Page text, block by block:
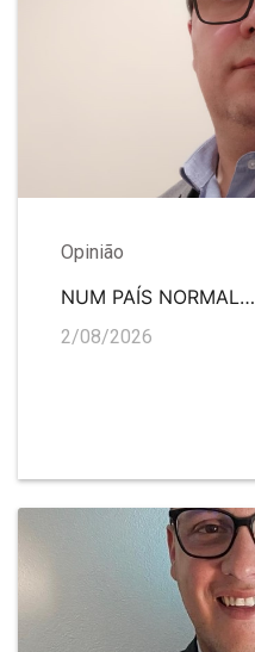
Opinião
NUM PAÍS NORMAL…
2/08/2026